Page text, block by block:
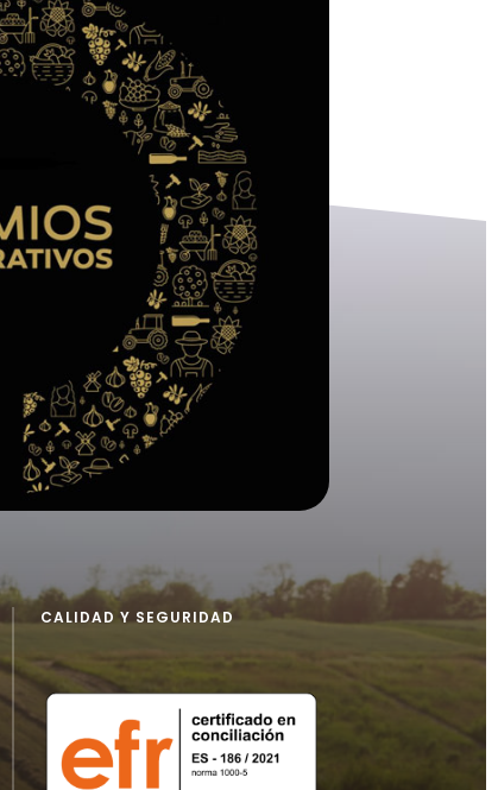
CALIDAD Y SEGURIDAD